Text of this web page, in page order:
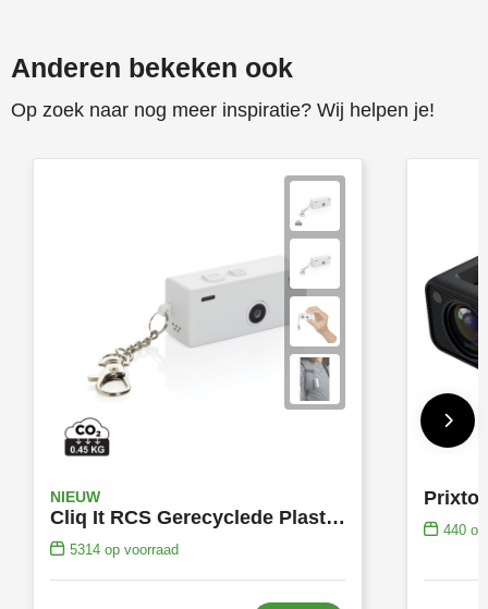
Anderen bekeken ook
Op zoek naar nog meer inspiratie? Wij helpen je!
NIEUW
Cliq It RCS Gerecyclede Plastic Sleutelhangercamera
5314op voorraad
440op